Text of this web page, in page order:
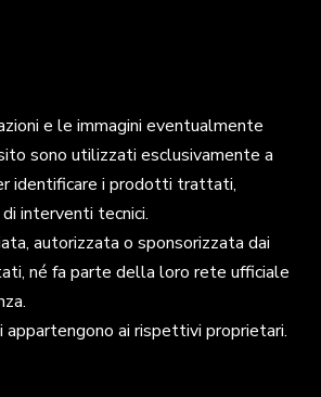
e le immagini eventualmente
sono utilizzati esclusivamente a
identificare i prodotti trattati,
interventi tecnici.
autorizzata o sponsorizzata dai
né fa parte della loro rete ufficiale
appartengono ai rispettivi proprietari.